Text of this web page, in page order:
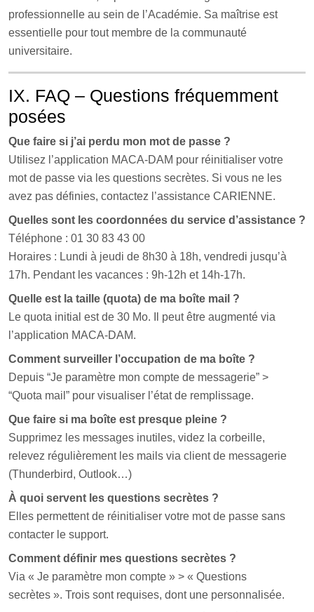
professionnelle au sein de l’Académie. Sa maîtrise est
essentielle pour tout membre de la communauté
universitaire.
IX. FAQ – Questions fréquemment
posées
Que faire si j’ai perdu mon mot de passe ?
Utilisez l’application MACA-DAM pour réinitialiser votre
mot de passe via les questions secrètes. Si vous ne les
avez pas définies, contactez l’assistance CARIENNE.
Quelles sont les coordonnées du service d’assistance ?
Téléphone : 01 30 83 43 00
Horaires : Lundi à jeudi de 8h30 à 18h, vendredi jusqu’à
17h. Pendant les vacances : 9h-12h et 14h-17h.
Quelle est la taille (quota) de ma boîte mail ?
Le quota initial est de 30 Mo. Il peut être augmenté via
l’application MACA-DAM.
Comment surveiller l’occupation de ma boîte ?
Depuis “Je paramètre mon compte de messagerie” >
“Quota mail” pour visualiser l’état de remplissage.
Que faire si ma boîte est presque pleine ?
Supprimez les messages inutiles, videz la corbeille,
relevez régulièrement les mails via client de messagerie
(Thunderbird, Outlook…)
À quoi servent les questions secrètes ?
Elles permettent de réinitialiser votre mot de passe sans
contacter le support.
Comment définir mes questions secrètes ?
Via « Je paramètre mon compte » > « Questions
secrètes ». Trois sont requises, dont une personnalisée.